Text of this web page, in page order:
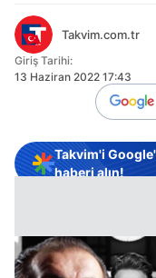
Takvim.com.tr
Giriş Tarihi:
13 Haziran 2022 17:43
Takvim'i
haberi alın!